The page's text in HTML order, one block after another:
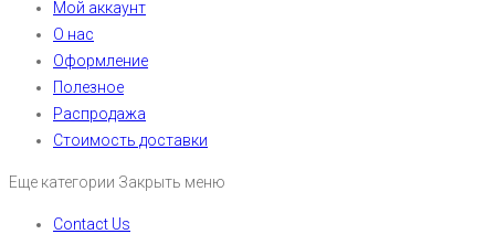
Мой аккаунт
О нас
Оформление
Полезное
Распродажа
Стоимость доставки
Еще категории Закрыть меню
Contact Us